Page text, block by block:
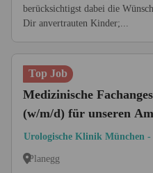
berücksichtigst dabei die
Dir anvertrauten Kinder;...
Top Job
Medizinische
(w/m/d) für unseren
Empfang
Urologische Klinik München -
Planegg